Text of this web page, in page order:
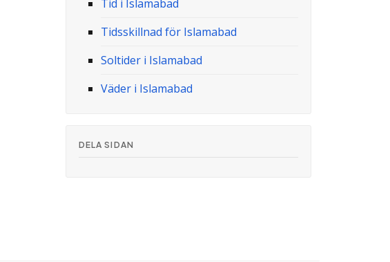
Tid i Islamabad
Tidsskillnad för Islamabad
Soltider i Islamabad
Väder i Islamabad
DELA SIDAN